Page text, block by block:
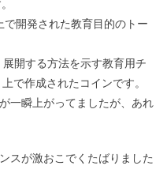
で開発された教育目的のトー
開する方法を示す教育用チ
で作成されたコインです。
一瞬上がってましたが、あれ
スが激おこでくたばりました